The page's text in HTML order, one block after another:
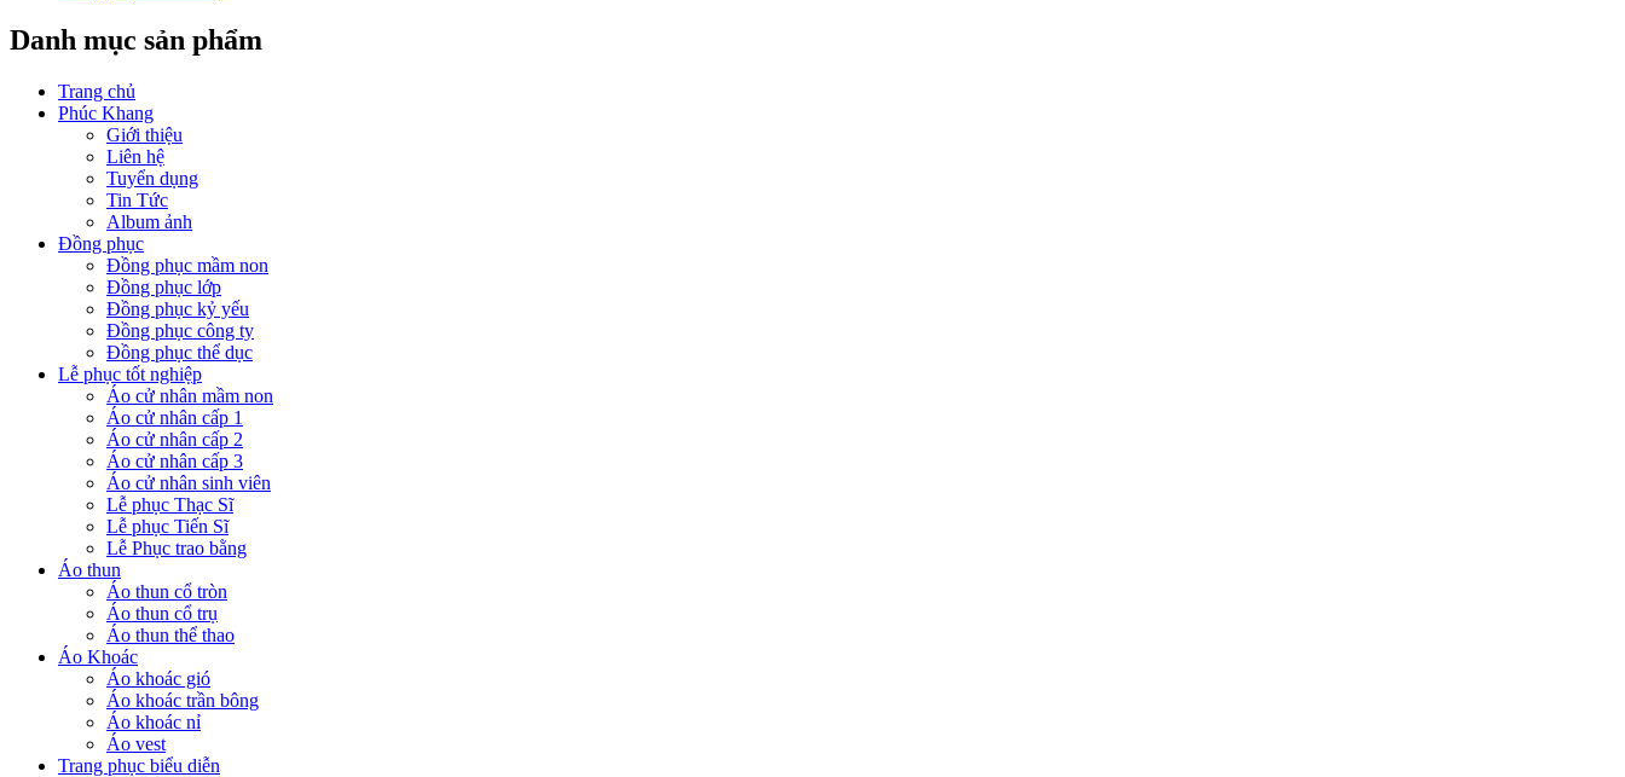
Danh mục sản phẩm
Trang chủ
Phúc Khang
Giới thiệu
Liên hệ
Tuyển dụng
Tin Tức
Album ảnh
Đồng phục
Đồng phục mầm non
Đồng phục lớp
Đồng phục kỷ yếu
Đồng phục công ty
Đồng phục thể dục
Lễ phục tốt nghiệp
Áo cử nhân mầm non
Áo cử nhân cấp 1
Áo cử nhân cấp 2
Áo cử nhân cấp 3
Áo cử nhân sinh viên
Lễ phục Thạc Sĩ
Lễ phục Tiến Sĩ
Lễ Phục trao bằng
Áo thun
Áo thun cổ tròn
Áo thun cổ trụ
Áo thun thể thao
Áo Khoác
Áo khoác gió
Áo khoác trần bông
Áo khoác nỉ
Áo vest
Trang phục biểu diễn